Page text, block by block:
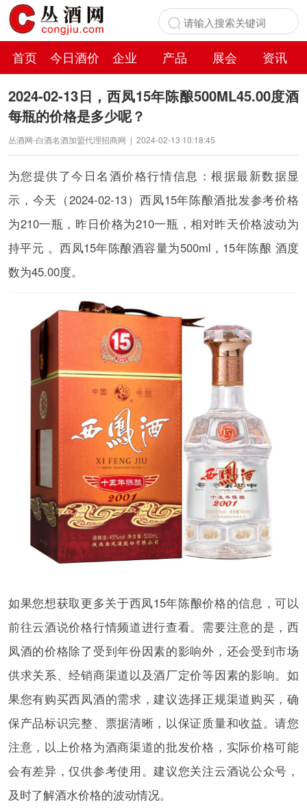
首页 今日酒价 企业 产品 展会
资讯
百科
2024-02-13日，西凤15年陈酿500ML45.00度酒
每瓶的价格是多少呢？
丛酒网-白酒名酒加盟代理招商网 | 2024-02-13 10:18:45
为您提供了今日名酒价格行情信息：根据最新数据显
示，今天（2024-02-13）西凤15年陈酿酒批发参考价格
为210一瓶，昨日价格为210一瓶，相对昨天价格波动为
持平元 。西凤15年陈酿酒容量为500ml，15年陈酿 酒度
数为45.00度。
如果您想获取更多关于西凤15年陈酿价格的信息，可以
前往云酒说价格行情频道进行查看。需要注意的是，西
凤酒的价格除了受到年份因素的影响外，还会受到市场
供求关系、经销商渠道以及酒厂定价等因素的影响。如
果您有购买西凤酒的需求，建议选择正规渠道购买，确
保产品标识完整、票据清晰，以保证质量和收益。请您
注意，以上价格为酒商渠道的批发价格，实际价格可能
会有差异，仅供参考使用。建议您关注云酒说公众号，
及时了解酒水价格的波动情况。